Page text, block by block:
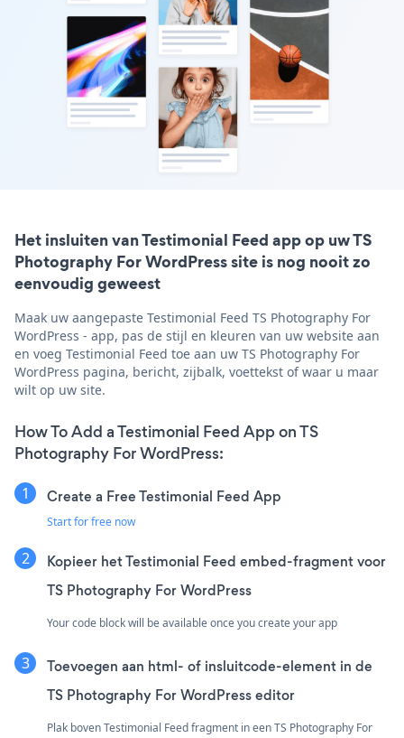
Het insluiten van Testimonial Feed app op uw TS
Photography For WordPress site is nog nooit zo
eenvoudig geweest
Maak uw aangepaste Testimonial Feed TS Photography For
WordPress - app, pas de stijl en kleuren van uw website aan
en voeg Testimonial Feed toe aan uw TS Photography For
WordPress pagina, bericht, zijbalk, voettekst of waar u maar
wilt op uw site.
How To Add a Testimonial Feed App on TS
Photography For WordPress:
Create a Free Testimonial Feed App
Start for free now
Kopieer het Testimonial Feed embed-fragment voor
TS Photography For WordPress
Your code block will be available once you create your app
Toevoegen aan html- of insluitcode-element in de
TS Photography For WordPress editor
Plak boven Testimonial Feed fragment in een TS Photography For